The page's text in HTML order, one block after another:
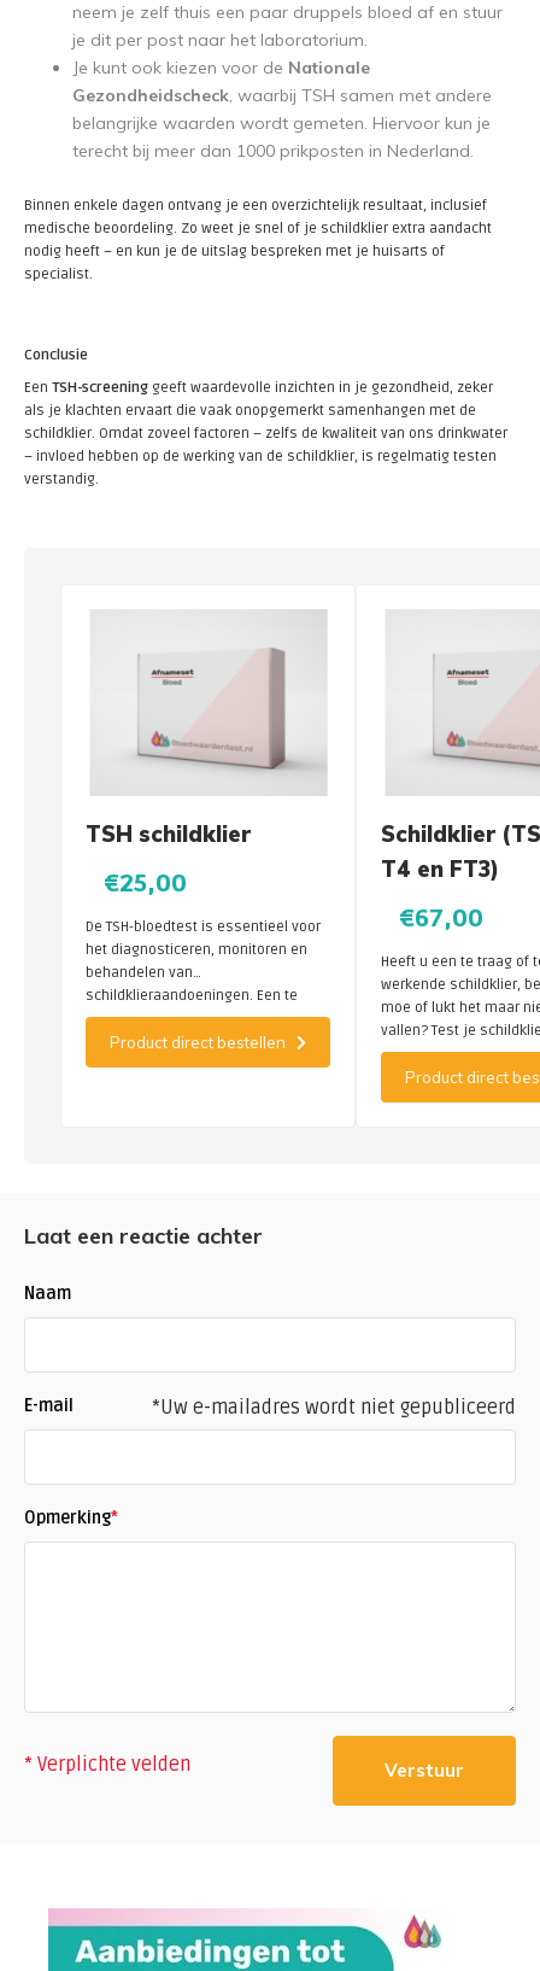
neem je zelf thuis een paar druppels bloed af en stuur
je dit per post naar het laboratorium.
Je kunt ook kiezen voor de Nationale
Gezondheidscheck, waarbij TSH samen met andere
belangrijke waarden wordt gemeten. Hiervoor kun je
terecht bij meer dan 1000 prikposten in Nederland.
Binnen enkele dagen ontvang je een overzichtelijk resultaat, inclusief
medische beoordeling. Zo weet je snel of je schildklier extra aandacht
nodig heeft – en kun je de uitslag bespreken met je huisarts of
specialist.
Conclusie
Een TSH-screening geeft waardevolle inzichten in je gezondheid, zeker
als je klachten ervaart die vaak onopgemerkt samenhangen met de
schildklier. Omdat zoveel factoren – zelfs de kwaliteit van ons drinkwater
– invloed hebben op de werking van de schildklier, is regelmatig testen
verstandig.
TSH schildklier
€25,00
De TSH-bloedtest is essentieel voor
het diagnosticeren, monitoren en
behandelen van
schildklieraandoeningen. Een te
hoog TSH past bij een te langzaam
werkende schildklier, een laag TSH
past bij een te snel werkende
Product direct bestellen
Schildklier
T4 en FT3)
€67,00
Heeft u een te traag of
werkende schildklier,
moe of lukt het maar
vallen? Test je
bloedwaarden.
Product direct
Laat een reactie achter
Naam
E-mail *Uw e-mailadres wordt niet gepubliceerd
Opmerking*
* Verplichte velden Verstuur